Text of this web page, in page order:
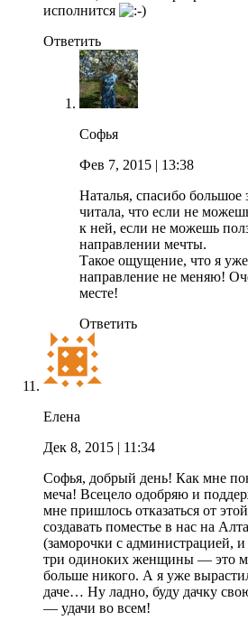
исполнится
Ответить
Софья
Фев 7, 2015 | 13:38
Наталья, спасибо большое
читала, что если не
к ней, если не можешь
направлении мечты.
Такое ощущение, что я
направление не меняю!
месте!
Ответить
Елена
Дек 8, 2015 | 11:34
Софья, добрый день! Как мне
меча! Всецело одобряю и
мне пришлось отказаться от
создавать поместье в нас на
(заморочки с администрацией,
три одиноких женщины — это
больше никого. А я уже
даче… Ну ладно, буду дачку
— удачи во всем!